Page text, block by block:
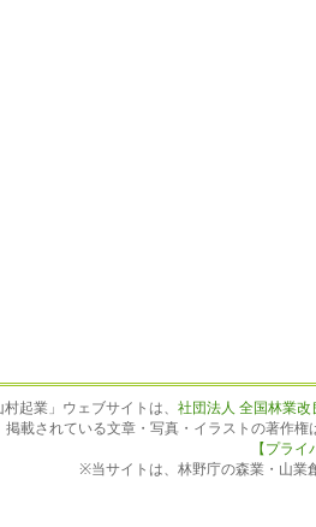
村起業」ウェブサイトは、 社団法人 全国林業
掲載されている文章・写真・イラストの著作
【プラ
※当サイトは、林野庁の森業・山業